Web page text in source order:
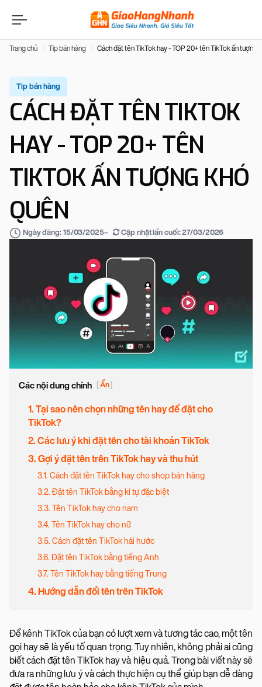
Trang chủ Tip bán hàng Cách đặt tên TikTok hay - TOP 20+ tên TikTok ấn tượng
Tip bán hàng
CÁCH ĐẶT TÊN TIKTOK
HAY - TOP 20+ TÊN
TIKTOK ẤN TƯỢNG KHÓ
QUÊN
Ngày đăng: 15/03/2025– Cập nhật lần cuối:27/03/2026
Các nội dung chính [Ẩn]
1. Tại sao nên chọn những tên hay để đặt cho
TikTok?
2. Các lưu ý khi đặt tên cho tài khoản TikTok
3. Gợi ý đặt tên trên TikTok hay và thu hút
3.1. Cách đặt tên TikTok hay cho shop bán hàng
3.2. Đặt tên TikTok bằng kí tự đặc biệt
3.3. Tên TikTok hay cho nam
3.4. Tên TikTok hay cho nữ
3.5. Cách đặt tên TikTok hài hước
3.6. Đặt tên TikTok bằng tiếng Anh
3.7. Tên TikTok hay bằng tiếng Trung
4. Hướng dẫn đổi tên trên TikTok
Để kênh TikTok của bạn có lượt xem và tương tác cao, một tên
gọi hay sẽ là yếu tố quan trọng. Tuy nhiên, không phải ai cũng
biết cách đặt tên TikTok hay và hiệu quả. Trong bài viết này sẽ
đưa ra những lưu ý và cách thực hiện cụ thể giúp bạn dễ dàng